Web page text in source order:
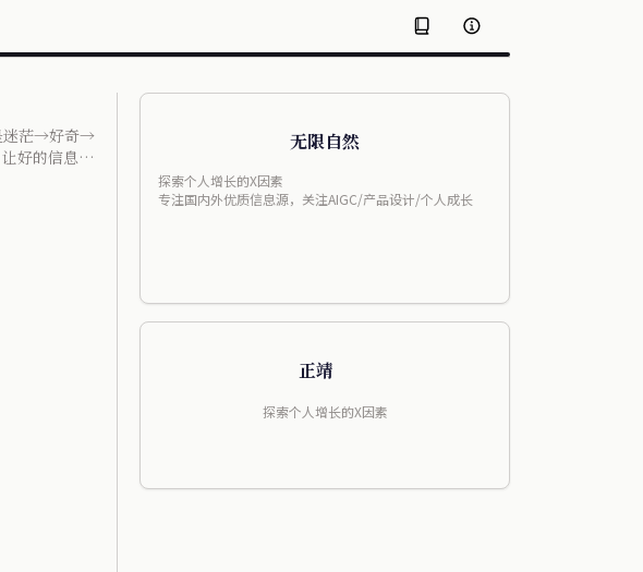
迷茫→好奇→
好的信息流
无限自然
探索个人增长的X因素
专注国内外优质信息源，关注AIGC/产品设计/个人成长
正靖
探索个人增长的X因素